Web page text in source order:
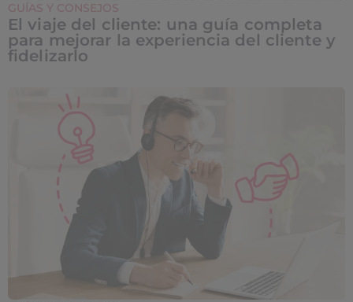
GUÍAS Y CONSEJOS
El viaje del cliente: una guía completa
para mejorar la experiencia del cliente y
fidelizarlo